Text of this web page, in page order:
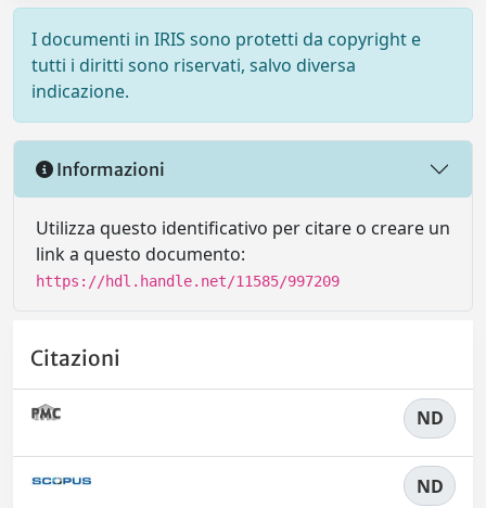
I documenti in IRIS sono protetti da copyright e
tutti i diritti sono riservati, salvo diversa
indicazione.
Informazioni
Utilizza questo identificativo per citare o creare un
link a questo documento:
https://hdl.handle.net/11585/997209
Citazioni
ND
ND